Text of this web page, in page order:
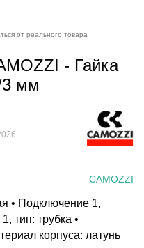
от реального товара
- Гайка
3 мм
CAMOZZI
• Подключение 1,
тип: трубка •
корпуса: латунь